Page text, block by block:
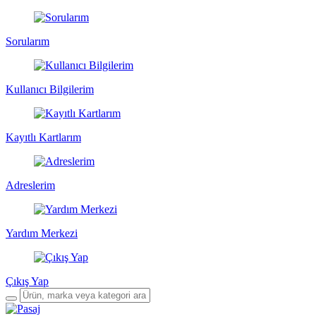
Sorularım
Kullanıcı Bilgilerim
Kayıtlı Kartlarım
Adreslerim
Yardım Merkezi
Çıkış Yap